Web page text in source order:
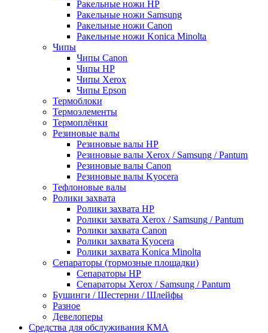
Ракельные ножи HP
Ракельные ножи Samsung
Ракельные ножи Canon
Ракельные ножи Konica Minolta
Чипы
Чипы Canon
Чипы HP
Чипы Xerox
Чипы Epson
Термоблоки
Термоэлементы
Термоплёнки
Резиновые валы
Резиновые валы HP
Резиновые валы Xerox / Samsung / Pantum
Резиновые валы Canon
Резиновые валы Kyocera
Тефлоновые валы
Ролики захвата
Ролики захвата HP
Ролики захвата Xerox / Samsung / Pantum
Ролики захвата Canon
Ролики захвата Kyocera
Ролики захвата Konica Minolta
Сепараторы (тормозные площадки)
Сепараторы HP
Сепараторы Xerox / Samsung / Pantum
Бушинги / Шестерни / Шлейфы
Разное
Девелоперы
Средства для обслуживания КМА